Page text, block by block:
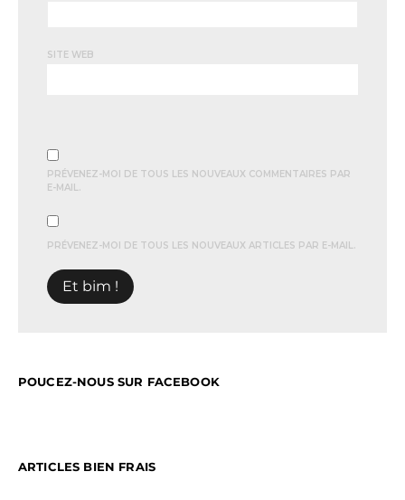
SITE WEB
PRÉVENEZ-MOI DE TOUS LES NOUVEAUX COMMENTAIRES PAR
E-MAIL.
PRÉVENEZ-MOI DE TOUS LES NOUVEAUX ARTICLES PAR E-MAIL.
POUCEZ-NOUS SUR FACEBOOK
ARTICLES BIEN FRAIS